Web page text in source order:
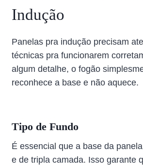
Indução
Panelas pra indução precisam
técnicas pra funcionarem
algum detalhe, o fogão
reconhece a base e não aquece.
Tipo de Fundo
É essencial que a base da
e de tripla camada. Isso garante